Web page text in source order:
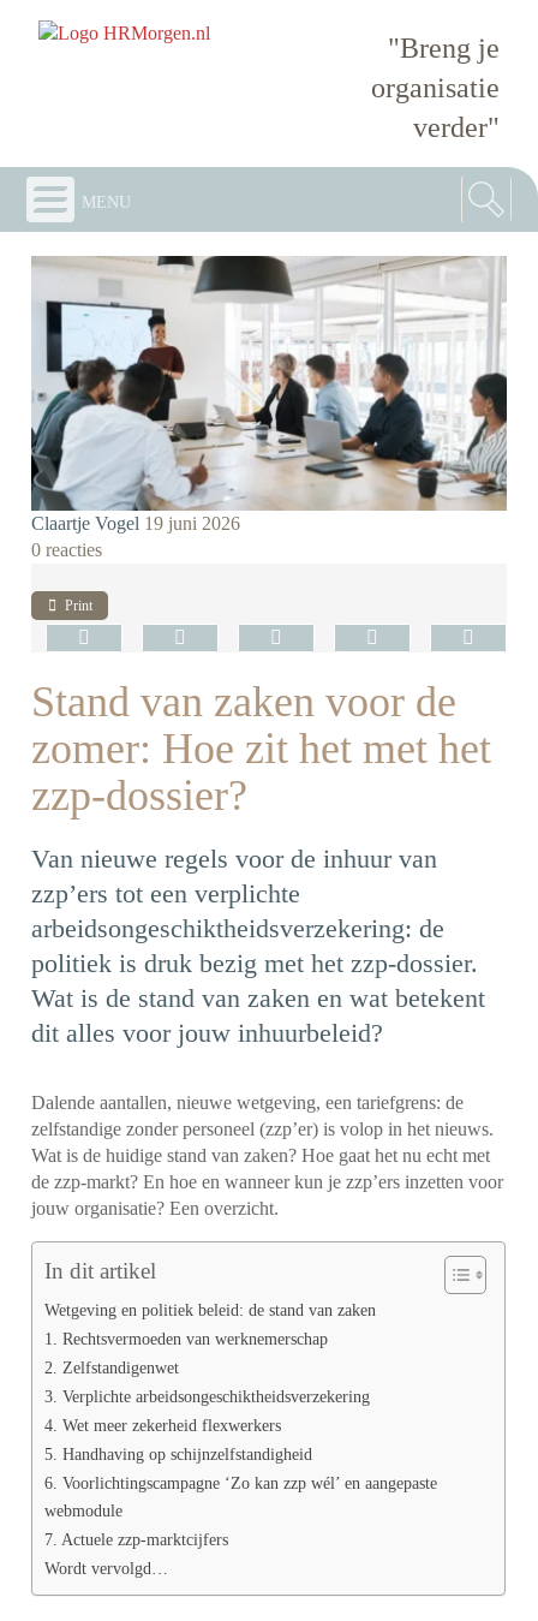
"Breng je
organisatie
verder"
menu
Claartje Vogel 19 juni 2026
0 reacties
Print
Stand van zaken voor de
zomer: Hoe zit het met het
zzp-dossier?
Van nieuwe regels voor de inhuur van
zzp’ers tot een verplichte
arbeidsongeschiktheidsverzekering: de
politiek is druk bezig met het zzp-dossier.
Wat is de stand van zaken en wat betekent
dit alles voor jouw inhuurbeleid?
Dalende aantallen, nieuwe wetgeving, een tariefgrens: de
zelfstandige zonder personeel (zzp’er) is volop in het nieuws.
Wat is de huidige stand van zaken? Hoe gaat het nu echt met
de zzp-markt? En hoe en wanneer kun je zzp’ers inzetten voor
jouw organisatie? Een overzicht.
In dit artikel
Wetgeving en politiek beleid: de stand van zaken
1. Rechtsvermoeden van werknemerschap
2. Zelfstandigenwet
3. Verplichte arbeidsongeschiktheidsverzekering
4. Wet meer zekerheid flexwerkers
5. Handhaving op schijnzelfstandigheid
6. Voorlichtingscampagne ‘Zo kan zzp wél’ en aangepaste
webmodule
7. Actuele zzp-marktcijfers
Wordt vervolgd…